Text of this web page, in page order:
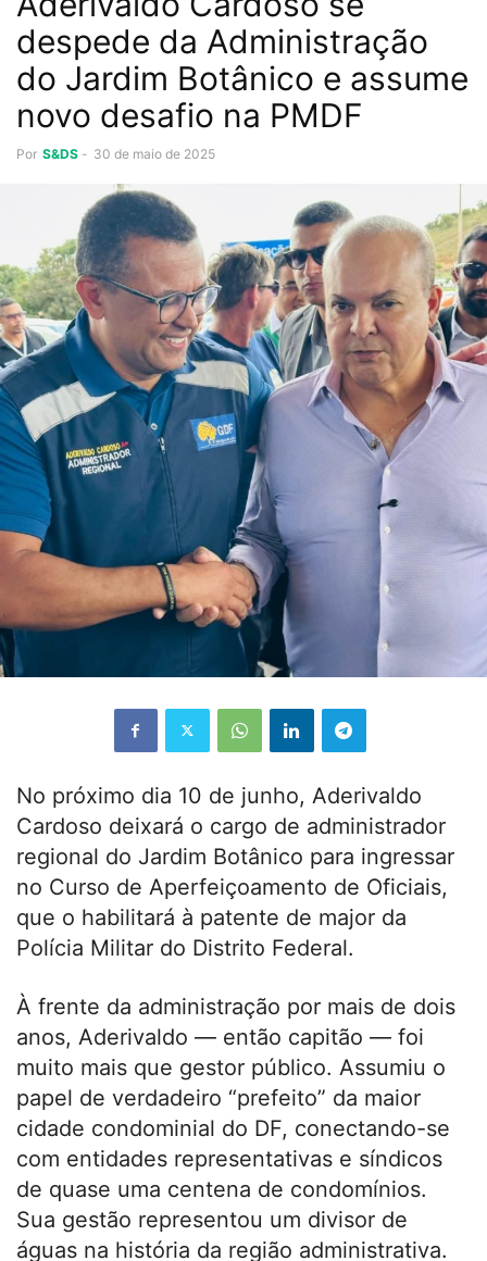
despede da Administração
do Jardim Botânico e assume
novo desafio na PMDF
Por S&DS - 30 de maio de 2025
No próximo dia 10 de junho, Aderivaldo
Cardoso deixará o cargo de administrador
regional do Jardim Botânico para ingressar
no Curso de Aperfeiçoamento de Oficiais,
que o habilitará à patente de major da
Polícia Militar do Distrito Federal.
À frente da administração por mais de dois
anos, Aderivaldo — então capitão — foi
muito mais que gestor público. Assumiu o
papel de verdadeiro “prefeito” da maior
cidade condominial do DF, conectando-se
com entidades representativas e síndicos
de quase uma centena de condomínios.
Sua gestão representou um divisor de
águas na história da região administrativa.